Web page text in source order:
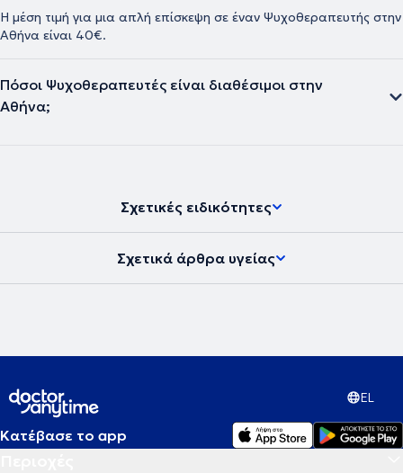
Η μέση τιμή για μια απλή επίσκεψη σε έναν Ψυχοθεραπευτής στην
Αθήνα είναι 40€.
Πόσοι Ψυχοθεραπευτές είναι διαθέσιμοι στην
Αθήνα;
Σχετικές ειδικότητες
Σχετικά άρθρα υγείας
EL
Κατέβασε το app